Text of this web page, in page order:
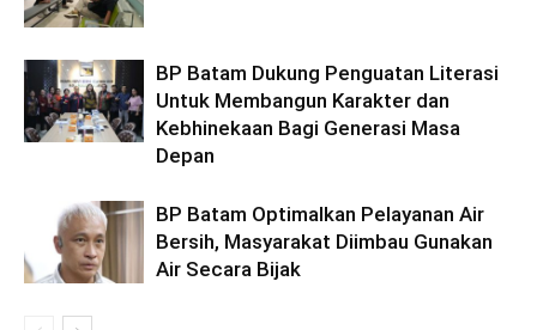
BP Batam Dukung Penguatan Literasi
Untuk Membangun Karakter dan
Kebhinekaan Bagi Generasi Masa
Depan
BP Batam Optimalkan Pelayanan Air
Bersih, Masyarakat Diimbau Gunakan
Air Secara Bijak